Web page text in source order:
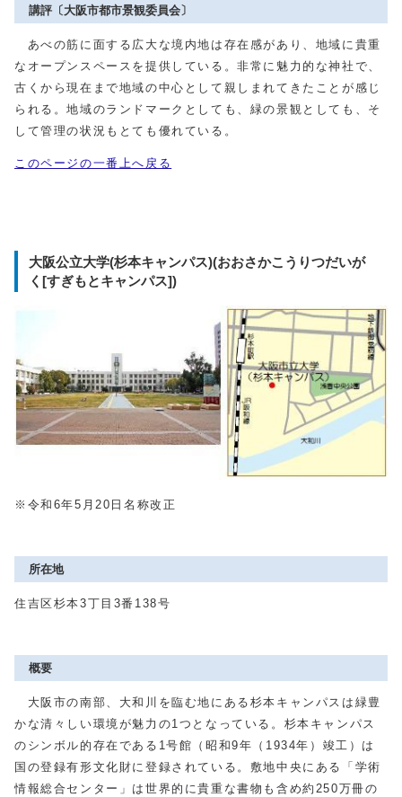
講評〔大阪市都市景観委員会〕
あべの筋に面する広大な境内地は存在感があり、地域に貴重
なオープンスペースを提供している。非常に魅力的な神社で、
古くから現在まで地域の中心として親しまれてきたことが感じ
られる。地域のランドマークとしても、緑の景観としても、そ
して管理の状況もとても優れている。
このページの一番上へ戻る
大阪公立大学(杉本キャンパス)(おおさかこうりつだいが
く[すぎもとキャンパス])
※令和6年5月20日名称改正
所在地
住吉区杉本3丁目3番138号
概要
大阪市の南部、大和川を臨む地にある杉本キャンパスは緑豊
かな清々しい環境が魅力の1つとなっている。杉本キャンパス
のシンボル的存在である1号館（昭和9年（1934年）竣工）は
国の登録有形文化財に登録されている。敷地中央にある「学術
情報総合センター」は世界的に貴重な書物も含め約250万冊の